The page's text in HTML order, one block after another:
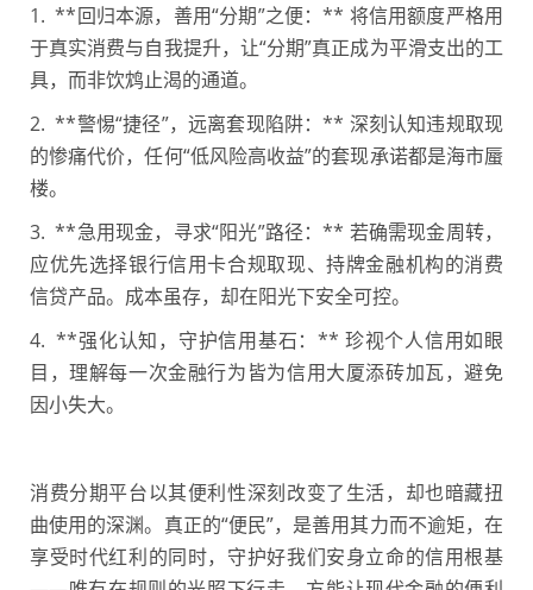
1. **回归本源，善用“分期”之便：** 将信用额度严格用
于真实消费与自我提升，让“分期”真正成为平滑支出的工
具，而非饮鸩止渴的通道。
2. **警惕“捷径”，远离套现陷阱：** 深刻认知违规取现
的惨痛代价，任何“低风险高收益”的套现承诺都是海市蜃
楼。
3. **急用现金，寻求“阳光”路径：** 若确需现金周转，
应优先选择银行信用卡合规取现、持牌金融机构的消费
信贷产品。成本虽存，却在阳光下安全可控。
4. **强化认知，守护信用基石：** 珍视个人信用如眼
目，理解每一次金融行为皆为信用大厦添砖加瓦，避免
因小失大。
消费分期平台以其便利性深刻改变了生活，却也暗藏扭
曲使用的深渊。真正的“便民”，是善用其力而不逾矩，在
享受时代红利的同时，守护好我们安身立命的信用根基